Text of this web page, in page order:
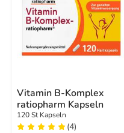
Vitamin B-Komplex
ratiopharm Kapseln
120 St Kapseln
(4)